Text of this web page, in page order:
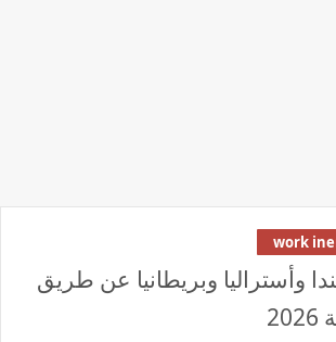
work
وأستراليا وبريطانيا عن طريق